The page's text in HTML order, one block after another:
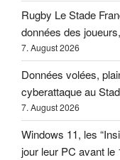
Rugby Le Stade
données des
7. August 2026
Données volées,
cyberattaque au
7. August 2026
Windows 11, les
jour leur PC avant le